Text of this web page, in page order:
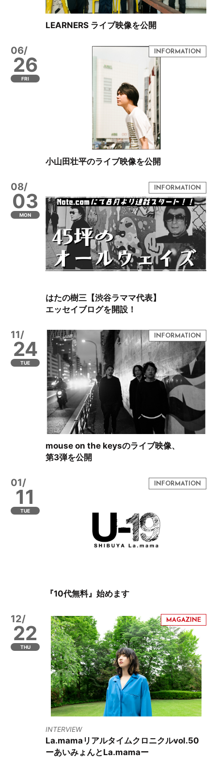
LEARNERS ライブ映像を公開
06/
26
FRI
小山田壮平のライブ映像を公開
08/
03
MON
はたの樹三【渋谷ラママ代表】
エッセイブログを開設！
11/
24
TUE
mouse on the keysのライブ映像、
第3弾を公開
01/
11
TUE
『10代無料』始めます
12/
22
THU
INTERVIEW
La.mamaリアルタイムクロニクルvol.50
ーあいみょんとLa.mamaー